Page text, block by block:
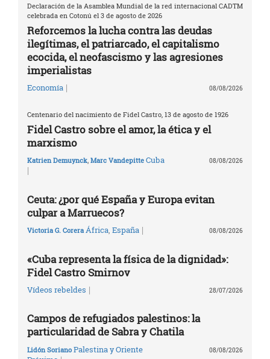
Declaración de la Asamblea Mundial de la red internacional CADTM
celebrada en Cotonú el 3 de agosto de 2026
Reforcemos la lucha contra las deudas
ilegítimas, el patriarcado, el capitalismo
ecocida, el neofascismo y las agresiones
imperialistas
Economía | 08/08/2026
Centenario del nacimiento de Fidel Castro, 13 de agosto de 1926
Fidel Castro sobre el amor, la ética y el
marxismo
Katrien Demuynck, Marc Vandepitte Cuba
|
08/08/2026
Ceuta: ¿por qué España y Europa evitan
culpar a Marruecos?
Victoria G. Corera África España | 08/08/2026
«Cuba representa la física de la dignidad»:
Fidel Castro Smirnov
Vídeos rebeldes | 28/07/2026
Campos de refugiados palestinos: la
particularidad de Sabra y Chatila
Lidón Soriano Palestina y Oriente
08/08/2026